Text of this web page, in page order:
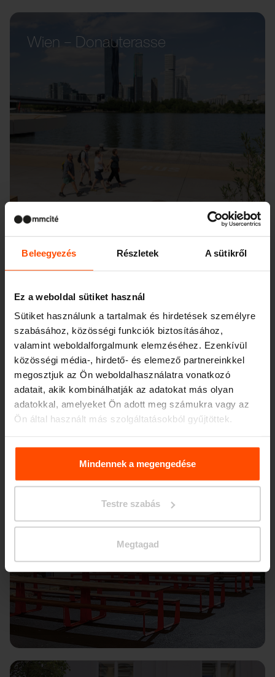
Beleegyezés Részletek A sütikről
Ez a weboldal sütiket használ
Sütiket használunk a tartalmak és hirdetések személyre
szabásához, közösségi funkciók biztosításához,
valamint weboldalforgalmunk elemzéséhez. Ezenkívül
közösségi média-, hirdető- és elemező partnereinkkel
megosztjuk az Ön weboldalhasználatra vonatkozó
adatait, akik kombinálhatják az adatokat más olyan
adatokkal, amelyeket Ön adott meg számukra vagy az
Ön által használt más szolgáltatásokból gyűjtöttek.
További információért kérjük, látogasson el aPrinciples
Relating to the Processing. Personal Data
Mindennek a megengedése
Testre szabás
Megtagad
Wien – Donauterasse
Seattle – Popup park